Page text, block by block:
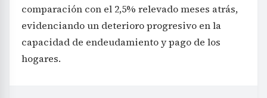
comparación con el 2,5% relevado meses atrás,
evidenciando un deterioro progresivo en la
capacidad de endeudamiento y pago de los
hogares.